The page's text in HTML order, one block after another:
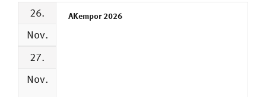
AKempor 2026
26.
Nov.
27.
Nov.